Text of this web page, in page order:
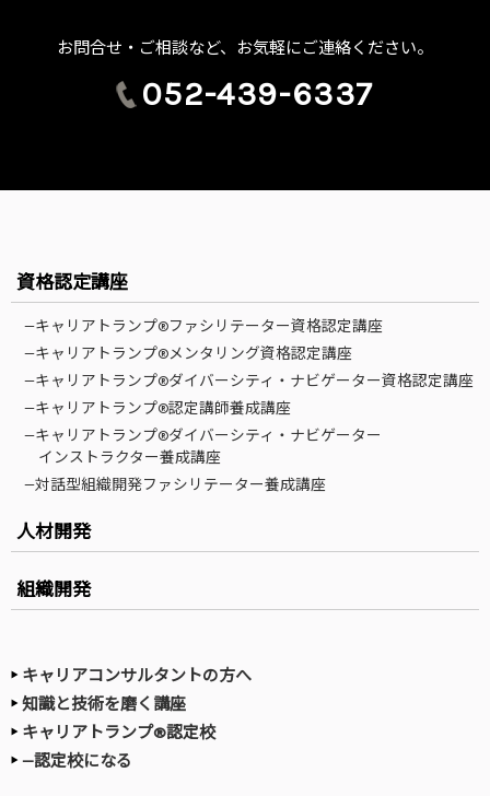
お問合せ・ご相談など、お気軽にご連絡ください。
052-439-6337
資格認定講座
—キャリアトランプ®ファシリテーター資格認定講座
—キャリアトランプ®メンタリング資格認定講座
—キャリアトランプ®ダイバーシティ・ナビゲーター資格認定講座
—キャリアトランプ®認定講師養成講座
—キャリアトランプ®ダイバーシティ・ナビゲーター
インストラクター養成講座
—対話型組織開発ファシリテーター養成講座
人材開発
組織開発
キャリアコンサルタントの方へ
知識と技術を磨く講座
キャリアトランプ®認定校
—認定校になる